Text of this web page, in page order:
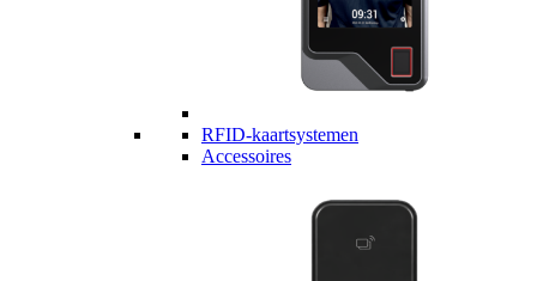
RFID-kaartsystemen
Accessoires